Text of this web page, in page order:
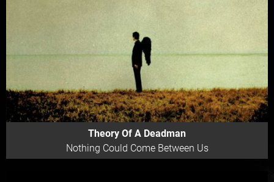
Theory Of A Deadman
Nothing Could Come Between Us